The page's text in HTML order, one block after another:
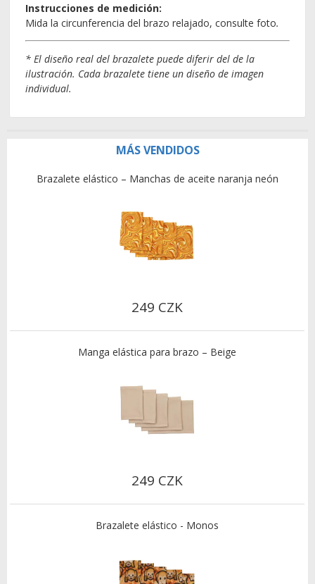
Instrucciones de medición:
Mida la circunferencia del brazo relajado, consulte foto.
*El diseño real del brazalete puede diferir del de la
ilustración. Cada brazalete tiene un diseño de imagen
individual.
MÁS VENDIDOS
Brazalete elástico – Manchas de aceite naranja neón
249 CZK
Manga elástica para brazo – Beige
249 CZK
Brazalete elástico - Monos